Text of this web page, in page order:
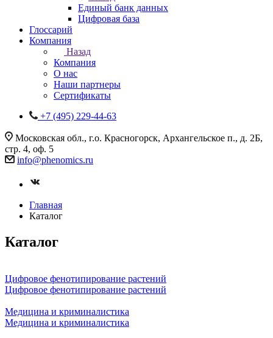
Единый банк данных
Цифровая база
Глоссарий
Компания
Назад
Компания
О нас
Наши партнеры
Сертификаты
+7 (495) 229-44-63
Московская обл., г.о. Красногорск, Архангельское п., д. 2Б,
стр. 4, оф. 5
info@phenomics.ru
Главная
Каталог
Каталог
Цифровое фенотипирование растений
Цифровое фенотипирование растений
Медицина и криминалистика
Медицина и криминалистика